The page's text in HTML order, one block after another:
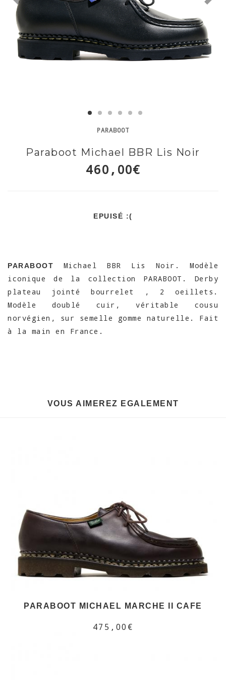
PARABOOT
Paraboot Michael BBR Lis Noir
460,00€
EPUISÉ :(
PARABOOT
Michael BBR Lis Noir. Modèle
iconique de la collection PARABOOT. Derby
plateau jointé bourrelet , 2 oeillets.
Modèle doublé cuir, véritable cousu
norvégien, sur semelle gomme naturelle. Fait
à la main en France.
VOUS AIMEREZ EGALEMENT
PARABOOT MICHAEL MARCHE II CAFE
475,00€